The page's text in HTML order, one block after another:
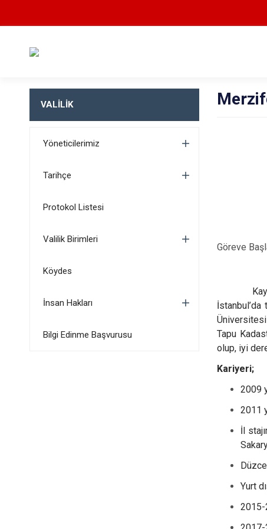
VALİLİK
Yöneticilerimiz
Tarihçe
Protokol Listesi
Valilik Birimleri
Köydes
İnsan Hakları
Bilgi Edinme Başvurusu
Göreve
İstanbul’da
Tapu
olup, iyi
Kariyeri;
2009
2011
İl
Yurt
2015-